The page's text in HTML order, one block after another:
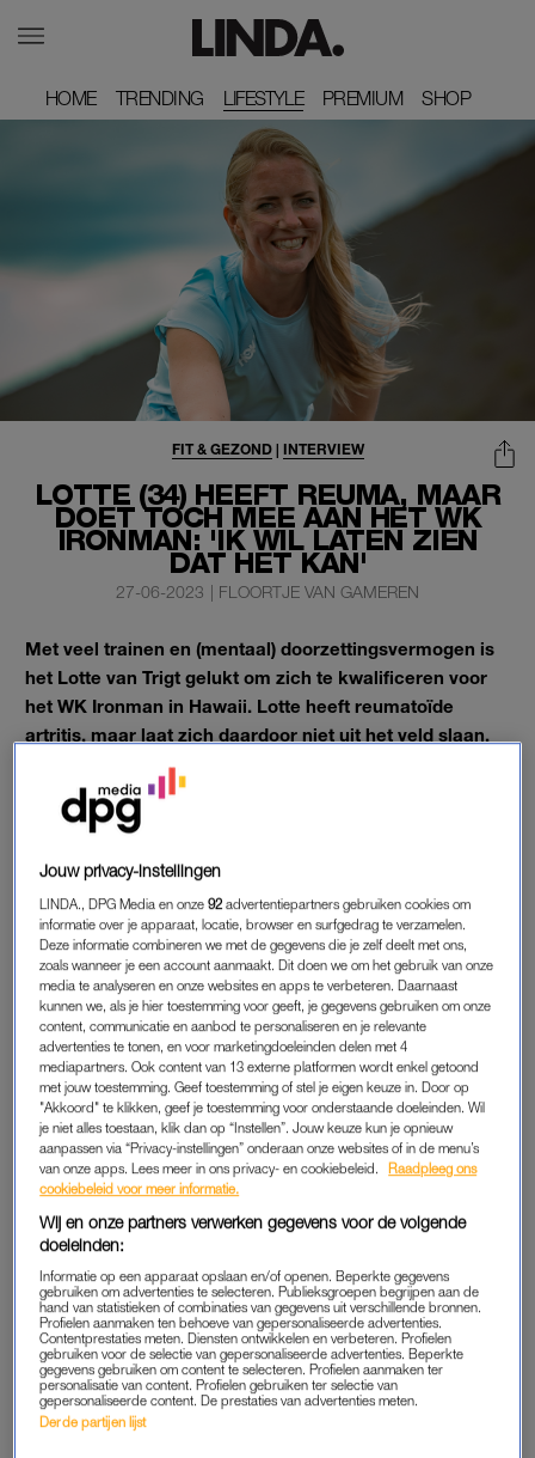
HOME
HOME TRENDING
TRENDING LIFESTYLE PREMIUM
PREMIUM SHOP
SHOP
LOTTE (34) HEEFT REUMA, MAAR
DOET TOCH MEE AAN HET WK
IRONMAN: 'IK WIL LATEN ZIEN
DAT HET KAN'
FIT & GEZOND| INTERVIEW
27-06-2023 | FLOORTJE VAN GAMEREN
Met veel trainen en (mentaal) doorzettingsvermogen is
het Lotte van Trigt gelukt om zich te kwalificeren voor
het WK Ironman in Hawaii. Lotte heeft reumatoïde
artritis, maar laat zich daardoor niet uit het veld slaan.
‘If you can dream it, you can do it’, is haar levensmotto.
LOTTE: ‘WANDELEN WAS AL PIJNLIJK’
“Ik was begin twintig toen ik veel pijn kreeg tijdens het lopen.
Gewoon een wandelingetje maken was al heel erg pijnlijk.” Na
onderzoek kreeg Lotte de uitslag: reuma artritis, een ziekte
waarbij de gewrichten zijn ontstoken. “En daar moet je het dan
mee doen.” Lotte heeft voornamelijk last van haar voeten,
handen, polsen en schouders. “Vooral daar zitten de
ontstekingen, maar met medicijnen piekt de pijn minder.”
Maar de pijn is nooit weg.
Ondanks dat, is Lotte niet iemand die op de bank gaat zitten.
“Ik hoorde van artsen in eerste instantie wat allemaal níet meer
dus begon Lotte met hardlopen. Een blessure zorgde ervoor
af en toe in het zwembad. Dat was het begin van haar
Ironman-avontuur, waarbij de race bestaat uit 3,8 kilometer
zwemmen, 180 kilometer fietsen en 42,2 kilometer hardlopen.
KICK
Jouw privacy-instellingen
LINDA., DPG Media en onze92 advertentiepartners gebruiken cookies om
informatie over je apparaat, locatie, browser en surfgedrag te verzamelen.
Deze informatie combineren we met de gegevens die je zelf deelt met ons,
zoals wanneer je een account aanmaakt. Dit doen we om het gebruik van onze
media te analyseren en onze websites en apps te verbeteren. Daarnaast
kunnen we, als je hier toestemming voor geeft, je gegevens gebruiken om onze
content, communicatie en aanbod te personaliseren en je relevante
advertenties te tonen, en voor marketingdoeleinden delen met 4
mediapartners. Ook content van 13 externe platformen wordt enkel getoond
met jouw toestemming. Geef toestemming of stel je eigen keuze in. Door op
"Akkoord" te klikken, geef je toestemming voor onderstaande doeleinden. Wil
je niet alles toestaan, klik dan op “Instellen”. Jouw keuze kun je opnieuw
aanpassen via “Privacy-instellingen” onderaan onze websites of in de menu’s
van onze apps. Lees meer in ons privacy- en cookiebeleid.
Raadpleeg ons
cookiebeleid voor meer informatie.
Wij en onze partners verwerken gegevens voor de volgende
doeleinden:
Informatie op een apparaat opslaan en/of openen. Beperkte gegevens
gebruiken om advertenties te selecteren. Publieksgroepen begrijpen aan de
hand van statistieken of combinaties van gegevens uit verschillende bronnen.
Profielen aanmaken ten behoeve van gepersonaliseerde advertenties.
Contentprestaties meten. Diensten ontwikkelen en verbeteren. Profielen
gebruiken voor de selectie van gepersonaliseerde advertenties. Beperkte
gegevens gebruiken om content te selecteren. Profielen aanmaken ter
personalisatie van content. Profielen gebruiken ter selectie van
gepersonaliseerde content. De prestaties van advertenties meten.
Derde partijen lijst